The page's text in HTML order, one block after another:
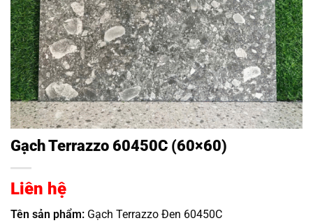
Gạch Terrazzo 60450C (60×60)
Liên hệ
Tên sản phẩm: Gạch Terrazzo Đen 60450C